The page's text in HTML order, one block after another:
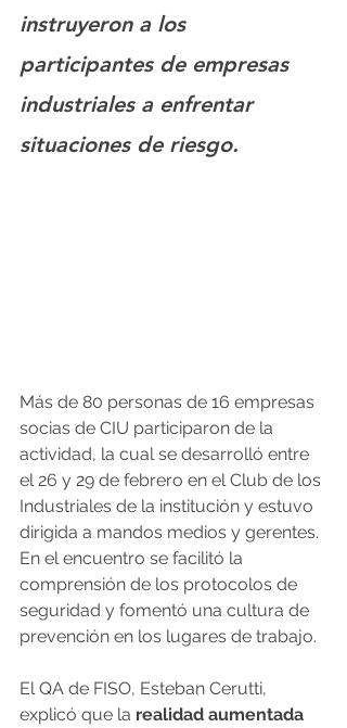
instruyeron a los
participantes de empresas
industriales a enfrentar
situaciones de riesgo.
Más de 80 personas de 16 empresas
socias de CIU participaron de la
actividad, la cual se desarrolló entre
el 26 y 29 de febrero en el Club de los
Industriales de la institución y estuvo
dirigida a mandos medios y gerentes.
En el encuentro se facilitó la
comprensión de los protocolos de
seguridad y fomentó una cultura de
prevención en los lugares de trabajo.
El QA de FISO, Esteban Cerutti,
explicó que la realidad aumentada